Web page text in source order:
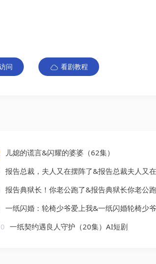
问 看剧教程
儿媳的谎言&闪耀的婆婆（62集）
报告总裁，夫人又在摆阵了&报告总裁夫人又在摆阵了（45
报告典狱长！你老公跑了&报告典狱长你老公跑了（25
一纸闪婚：轮椅少爷爱上我&一纸闪婚轮椅少爷爱上我（72
一纸契约遇良人守护（20集）AI短剧